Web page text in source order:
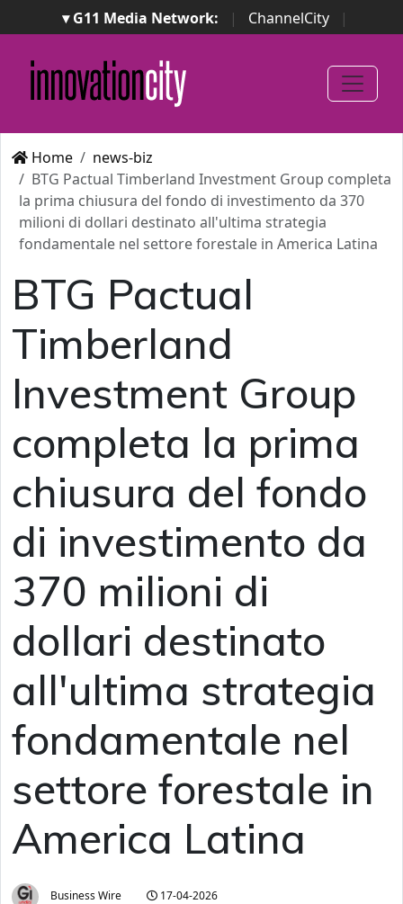
▾ G11 Media Network: | ChannelCity
|
ImpresaCity | SecurityOpenLab | Italian Channel
Awards
Italian Project Awards
Italian Security
Awards
Home
news-biz
BTG Pactual Timberland Investment Group completa
la prima chiusura del fondo di investimento da 370
milioni di dollari destinato all'ultima strategia
fondamentale nel settore forestale in America Latina
BTG Pactual
Timberland
Investment Group
completa la prima
chiusura del fondo
di investimento da
370 milioni di
dollari destinato
all'ultima strategia
fondamentale nel
settore forestale in
America Latina
Business Wire 17-04-2026